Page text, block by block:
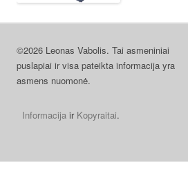
©2026 Leonas Vabolis. Tai asmeniniai
puslapiai ir visa pateikta informacija yra
asmens nuomonė.
Informacija ir Kopyraitai.